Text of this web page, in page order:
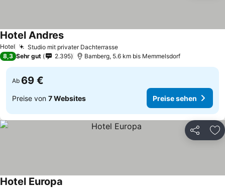
Hotel Studio mit privater Dachterrasse
Hotel Andres
8,3 Sehr gut 2.395 Bamberg, 5.6 km bis Memmelsdorf
Ab 69 €
Preise von 7 Websites Preise sehen
Teilen
Hotel Europa